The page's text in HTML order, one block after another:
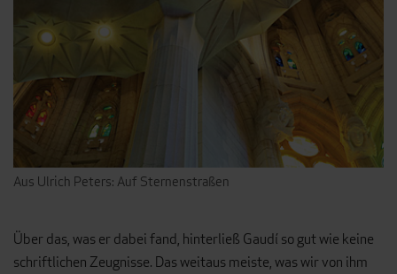
Aus Ulrich Peters: Auf Sternenstraßen
Über das, was er dabei fand, hinterließ Gaudí so gut wie keine
schriftlichen Zeugnisse. Das weitaus meiste, was wir von ihm